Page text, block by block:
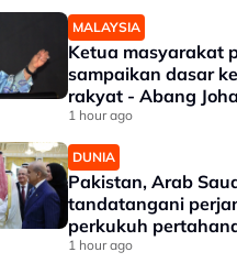
MALAYSIA
Ketua masyarakat
sampaikan dasar
rakyat - Abang
1 hour ago
DUNIA
Pakistan, Arab
tandatangani
perkukuh
1 hour ago